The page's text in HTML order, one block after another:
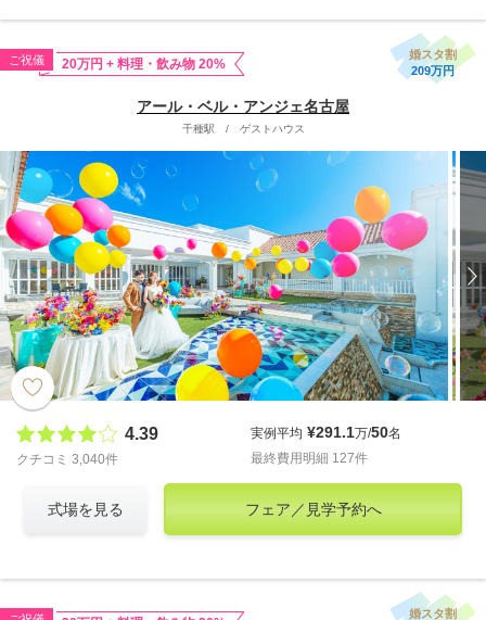
ご祝儀 20万円 + 料理・飲み物 20%
婚スタ割
209万円
アール・ベル・アンジェ名古屋
千種駅 / ゲストハウス
4.39
クチコミ 3,040件
実例平均 ¥291.1万/50名
最終費用明細 127件
式場を見る フェア／見学予約へ
婚スタ割